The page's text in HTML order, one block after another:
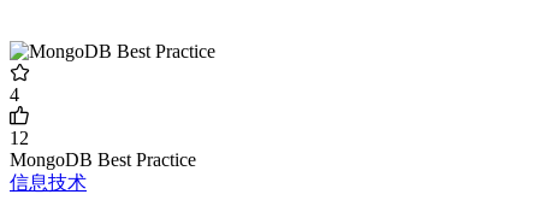
4
12
MongoDB Best Practice
信息技术